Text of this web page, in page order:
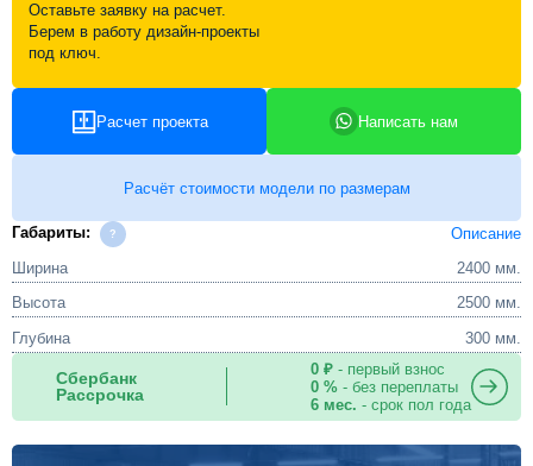
Оставьте заявку на расчет.
Берем в работу дизайн-проекты
под ключ.
Расчет проекта Написать нам
Расчёт стоимости модели по размерам
Габариты:
Описание
Ширина
2400 мм.
Высота
2500 мм.
Глубина
300 мм.
Сбербанк
Рассрочка
0 ₽- первый взнос
0 %- без переплаты
6 мес. - срок пол года